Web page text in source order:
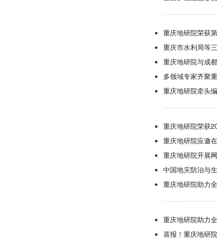
重庆地研院荣获
重庆市水利局等
重庆地研院与成
多领域专家齐聚
重庆地研院牵头
重庆地研院荣获
重庆地研院应邀
重庆地研院开展
中国地灾防治与
重庆地研院助力
重庆地研院助力
喜报！重庆地研